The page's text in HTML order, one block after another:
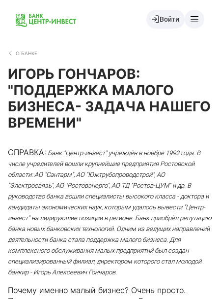
Войти
О БАНКЕ
ИГОРЬ ГОНЧАРОВ:
"ПОДДЕРЖКА МАЛОГО
БИЗНЕСА- ЗАДАЧА НАШЕГО
ВРЕМЕНИ"
СПРАВКА: Банк "Центр-инвест" учреждён в ноябре 1992 года. В
числе учредителей вошли крупнейшие предприятия Ростовской
области: АО "Сантарм", АО "Южтрубопроводстрой", АО
"Электросвязь", АО "Ростовэнерго", АО ТД "Ростов-ЦУМ" и др. В
руководство банка вошли специалисты высокого класса - доктора и
кандидаты экономических наук, которым удалось вывести "Центр-
инвест" на лидирующие позиции в регионе. Банк приобрёл репутацию
банка новых банковских технологий. Одним из ведущих направлений
деятельности банка стала поддержка малого бизнеса. Для
комплексного обслуживания малых предприятий был создан
специализированный филиал, директором которого стал молодой
банкир - Игорь Алексеевич Гончаров.
Почему именно малый бизнес? Очень просто.